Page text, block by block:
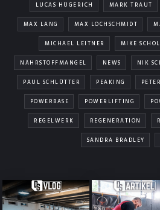
LUCAS HÜGERICH MARK TRAUT
MAX LANG MAX LOCHSCHMIDT
MICHAEL LEITNER MIKE
NÄHRSTOFFMANGEL NEWS NIK
PAUL SCHLÜTTER PEAKING
POWERBASE POWERLIFTING
REGELWERK REGENERATION
SANDRA BRADLEY